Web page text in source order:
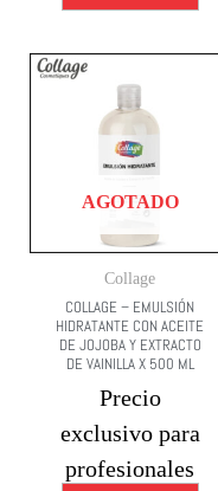
AGOTADO
Collage
COLLAGE – EMULSIÓN
HIDRATANTE CON ACEITE
DE JOJOBA Y EXTRACTO
DE VAINILLA X 500 ML
Precio
exclusivo para
profesionales